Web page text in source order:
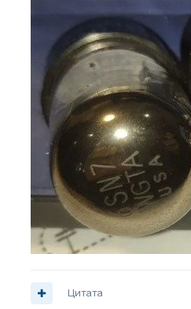
Цитата